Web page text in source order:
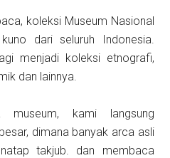
koleksi Museum Nasional
dari seluruh Indonesia.
menjadi koleksi etnografi,
dan lainnya.
museum, kami langsung
dimana banyak arca asli
takjub. dan membaca